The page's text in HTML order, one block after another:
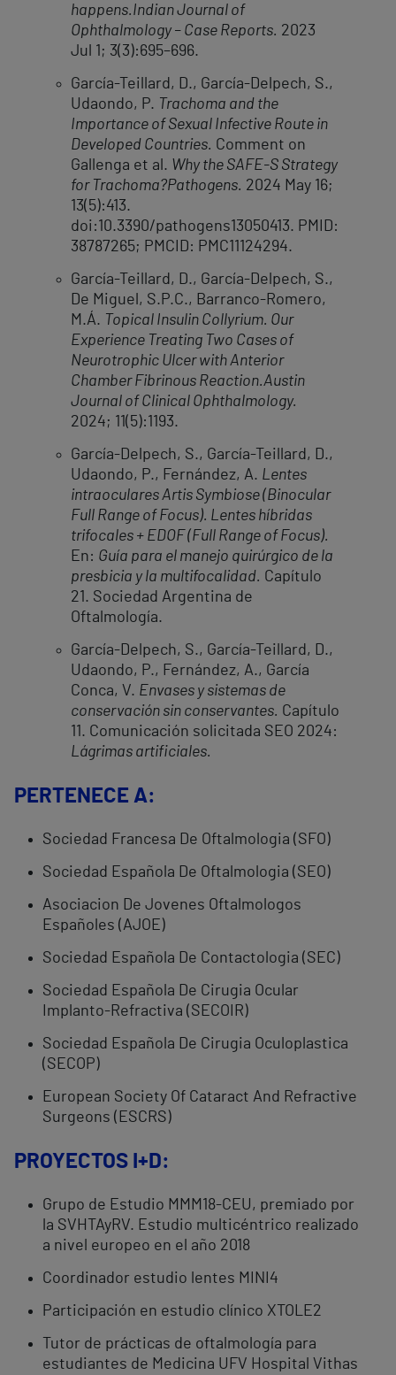
happens.Indian Journal of
Ophthalmology – Case Reports. 2023
Jul 1; 3(3):695–696.
García-Teillard, D., García-Delpech, S.,
Udaondo, P. Trachoma and the
Importance of Sexual Infective Route in
Developed Countries. Comment on
Gallenga et al. Why the SAFE-S Strategy
for Trachoma?Pathogens. 2024 May 16;
13(5):413.
doi:10.3390/pathogens13050413. PMID:
38787265; PMCID: PMC11124294.
García-Teillard, D., García-Delpech, S.,
De Miguel, S.P.C., Barranco-Romero,
M.Á. Topical Insulin Collyrium. Our
Experience Treating Two Cases of
Neurotrophic Ulcer with Anterior
Chamber Fibrinous Reaction.Austin
Journal of Clinical Ophthalmology.
2024; 11(5):1193.
García-Delpech, S., García-Teillard, D.,
Udaondo, P., Fernández, A. Lentes
intraoculares Artis Symbiose (Binocular
Full Range of Focus). Lentes híbridas
trifocales + EDOF (Full Range of Focus).
En: Guía para el manejo quirúrgico de la
presbicia y la multifocalidad. Capítulo
21. Sociedad Argentina de
Oftalmología.
García-Delpech, S., García-Teillard, D.,
Udaondo, P., Fernández, A., García
Conca, V. Envases y sistemas de
conservación sin conservantes. Capítulo
11. Comunicación solicitada SEO 2024:
Lágrimas artificiales.
PERTENECE A:
Sociedad Francesa De Oftalmologia (SFO)
Sociedad Española De Oftalmologia (SEO)
Asociacion De Jovenes Oftalmologos
Españoles (AJOE)
Sociedad Española De Contactologia (SEC)
Sociedad Española De Cirugia Ocular
Implanto-Refractiva (SECOIR)
Sociedad Española De Cirugia Oculoplastica
(SECOP)
European Society Of Cataract And Refractive
Surgeons (ESCRS)
PROYECTOS I+D:
Grupo de Estudio MMM18-CEU, premiado por
la SVHTAyRV. Estudio multicéntrico realizado
a nivel europeo en el año 2018
Coordinador estudio lentes MINI4
Participación en estudio clínico XTOLE2
Tutor de prácticas de oftalmología para
estudiantes de Medicina UFV Hospital Vithas